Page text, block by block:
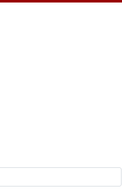
ング工事 １×６フ
）
工事 １×６フロア（神奈